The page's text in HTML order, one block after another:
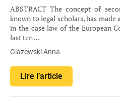
ABSTRACT The concept of
known to legal scholars, has
in the case law of the European
last ten ...
Glazewski Anna
Lire l’article